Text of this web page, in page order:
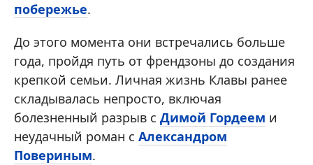
побережье.
До этого момента они встречались больше
года, пройдя путь от френдзоны до создания
крепкой семьи. Личная жизнь Клавы ранее
складывалась непросто, включая
болезненный разрыв с Димой Гордеем и
неудачный роман с Александром
Повериным.